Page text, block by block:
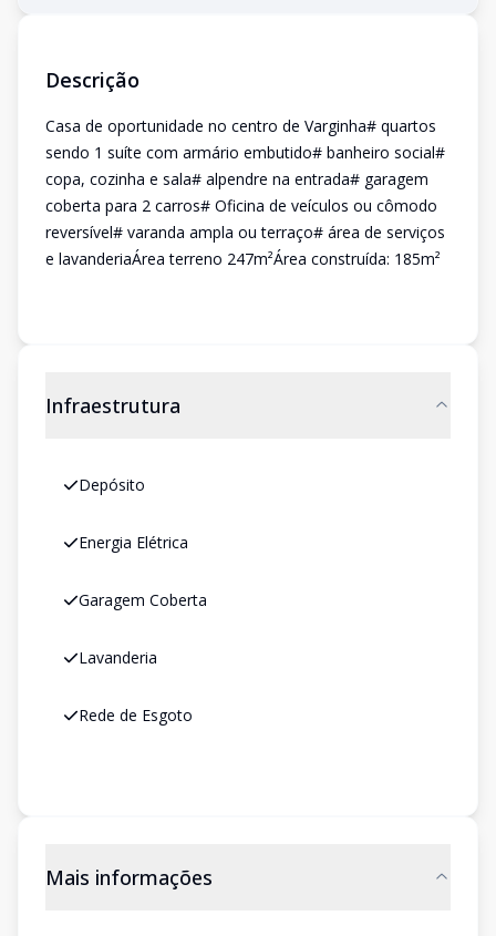
Descrição
Casa de oportunidade no centro de Varginha# quartos
sendo 1 suíte com armário embutido# banheiro social#
copa, cozinha e sala# alpendre na entrada# garagem
coberta para 2 carros# Oficina de veículos ou cômodo
reversível# varanda ampla ou terraço# área de serviços
e lavanderiaÁrea terreno 247m²Área construída: 185m²
Infraestrutura
Depósito
Energia Elétrica
Garagem Coberta
Lavanderia
Rede de Esgoto
Mais informações